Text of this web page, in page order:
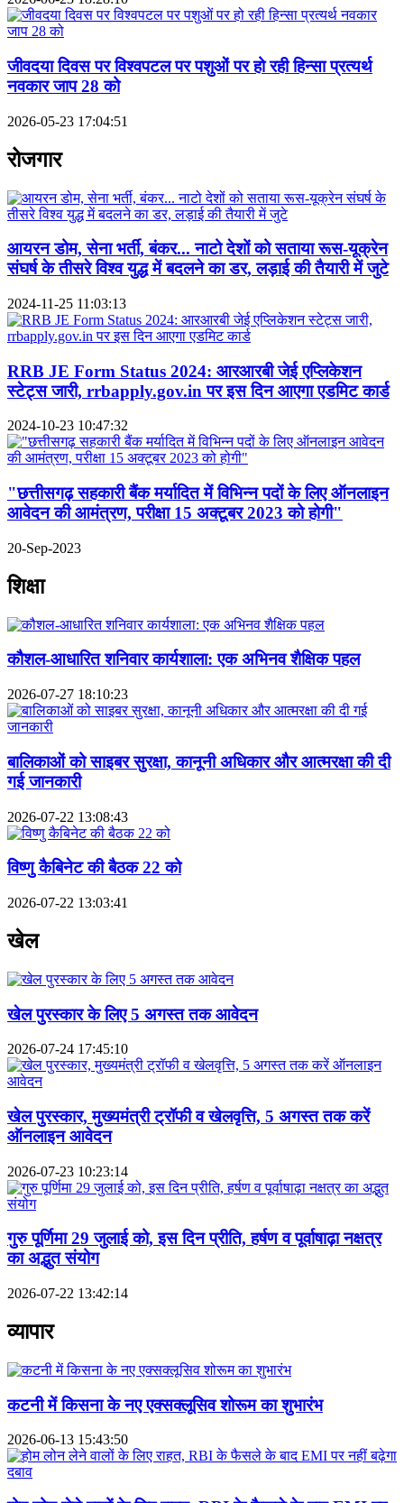
जीवदया दिवस पर विश्वपटल पर पशुओं पर हो रही हिन्सा प्रत्यर्थ
नवकार जाप 28 को
2026-05-23 17:04:51
रोजगार
आयरन डोम, सेना भर्ती, बंकर... नाटो देशों को सताया रूस-यूक्रेन
संघर्ष के तीसरे विश्व युद्ध में बदलने का डर, लड़ाई की तैयारी में जुटे
2024-11-25 11:03:13
RRB JE Form Status 2024: आरआरबी जेई एप्लिकेशन
स्टेट्स जारी, rrbapply.gov.in पर इस दिन आएगा एडमिट कार्ड
2024-10-23 10:47:32
"छत्तीसगढ़ सहकारी बैंक मर्यादित में विभिन्न पदों के लिए ऑनलाइन
आवेदन की आमंत्रण, परीक्षा 15 अक्टूबर 2023 को होगी"
20-Sep-2023
शिक्षा
कौशल-आधारित शनिवार कार्यशाला: एक अभिनव शैक्षिक पहल
2026-07-27 18:10:23
बालिकाओं को साइबर सुरक्षा, कानूनी अधिकार और आत्मरक्षा की दी
गई जानकारी
2026-07-22 13:08:43
विष्णु कैबिनेट की बैठक 22 को
2026-07-22 13:03:41
खेल
खेल पुरस्कार के लिए 5 अगस्त तक आवेदन
2026-07-24 17:45:10
खेल पुरस्कार, मुख्यमंत्री ट्रॉफी व खेलवृत्ति, 5 अगस्त तक करें
ऑनलाइन आवेदन
2026-07-23 10:23:14
गुरु पूर्णिमा 29 जुलाई को, इस दिन प्रीति, हर्षण व पूर्वाषाढ़ा नक्षत्र
का अद्भुत संयोग
2026-07-22 13:42:14
व्यापार
कटनी में किसना के नए एक्सक्लूसिव शोरूम का शुभारंभ
2026-06-13 15:43:50